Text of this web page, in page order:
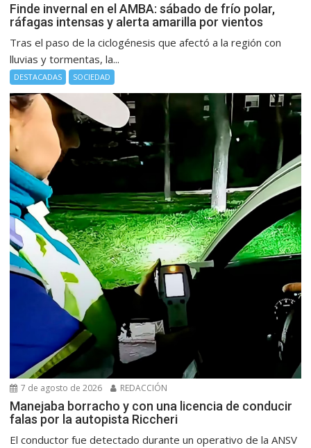
Finde invernal en el AMBA: sábado de frío polar,
ráfagas intensas y alerta amarilla por vientos
Tras el paso de la ciclogénesis que afectó a la región con
lluvias y tormentas, la...
DESTACADAS SOCIEDAD
7 de agosto de 2026 REDACCIÓN
Manejaba borracho y con una licencia de conducir
falas por la autopista Riccheri
El conductor fue detectado durante un operativo de la ANSV